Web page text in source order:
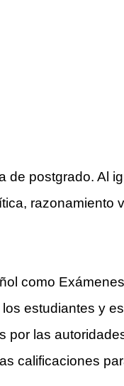
postgrado. Al
razonamiento
como
estudiantes y
por las
calificaciones